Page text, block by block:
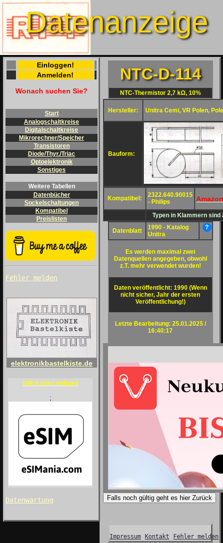
Datenanzeige
Einloggen!
Anmelden!
Wonach suchen Sie?
Start
Analogschaltkreise
Digitalschaltkreise
Mikrorechner/Speicher
Transistoren
Diode/Thyr./Triac
Optoelektronik
Sonstiges
Weitere Tabellen
Datenbücher
Sockelschaltungen
Kompatibel
Preislisten
Fehler melden
elektronikbastelkiste.de
SIM-Karten weltweit
;
Datenwartung
NTC-D-114
NTC-Thermistor 2,7 kΩ, 10%
Hersteller: Unitra Cemi, VR Polen,
Bauform:
Kompatibel:
2322.640.90015
- Philips
Amazon
Typen in Klammern sind
Datenblatt
1990 - Katalog
Unitra
?
Es werden maximal zwei
Datenquellen angegeben, obwohl
z.T. mehr verwendet wurden!
Daten veröffentlicht: 1990 (Wenn
nicht sicher, Jahr der ersten
Veröffentlichung!)
Letzte Bearbeitung: 25.01.2025 /
16:40:17
Falls noch gültig geht es hier Zurück
Impressum Kontakt Fehler melden